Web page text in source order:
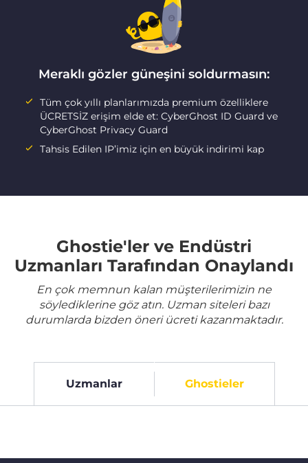
Meraklı gözler güneşini soldurmasın:
Tüm çok yıllı planlarımızda premium özelliklere
ÜCRETSİZ erişim elde et: CyberGhost ID Guard ve
CyberGhost Privacy Guard
Tahsis Edilen IP’imiz için en büyük indirimi kap
Ghostie'ler ve Endüstri
Uzmanları Tarafından Onaylandı
En çok memnun kalan müşterilerimizin ne
söylediklerine göz atın. Uzman siteleri bazı
durumlarda bizden öneri ücreti kazanmaktadır.
Uzmanlar Ghostieler